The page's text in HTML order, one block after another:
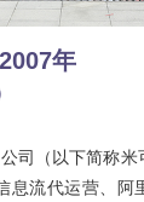
2007年
司（以下简称
息流代运营、阿